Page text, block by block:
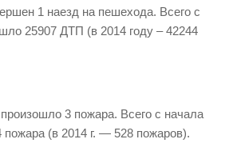
обороны
1 наезд на пешехода. Всего с
25907 ДТП (в 2014 году – 42244
3 пожара. Всего с начала
пожара (в 2014 г. — 528 пожаров).